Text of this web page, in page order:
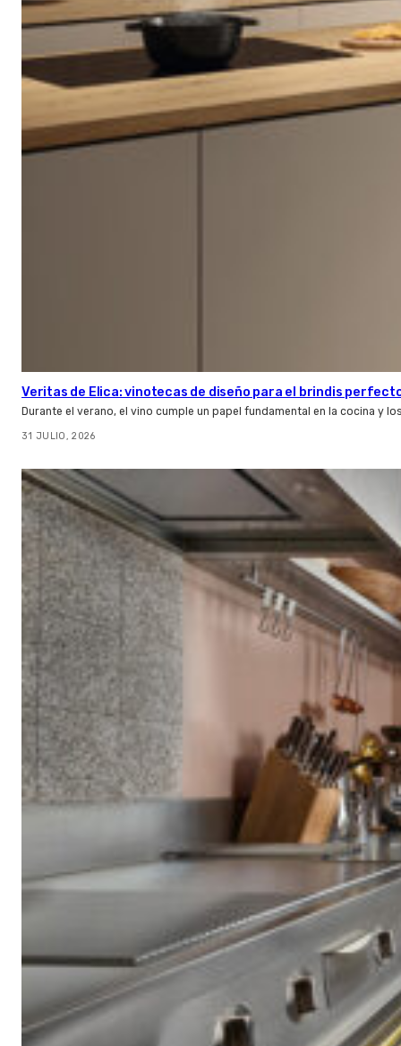
Veritas de Elica: vinotecas de diseño para el brindis
Durante el verano, el vino cumple un papel fundamental en la cocina y
31 JULIO, 2026